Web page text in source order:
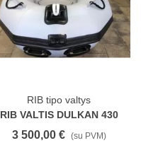
RIB tipo valtys
RIB VALTIS DULKAN 430
3 500,00 € (su PVM)